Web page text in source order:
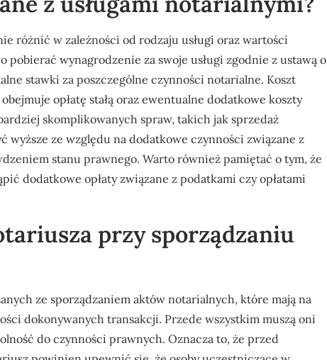
różnić w zależności od rodzaju usługi oraz wartości
wynagrodzenie za swoje usługi zgodnie z ustawą o
stawki za poszczególne czynności notarialne. Koszt
opłatę stałą oraz ewentualne dodatkowe koszty
skomplikowanych spraw, takich jak sprzedaż
wyższe ze względu na dodatkowe czynności związane z
stanu prawnego. Warto również pamiętać o tym, że
dodatkowe opłaty związane z podatkami czy opłatami
przy sporządzaniu
ze sporządzaniem aktów notarialnych, które mają na
dokonywanych transakcji. Przede wszystkim muszą oni
do czynności prawnych. Oznacza to, że przed